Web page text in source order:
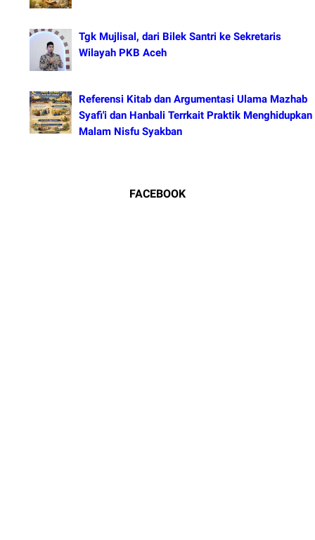
Tgk Mujlisal, dari Bilek Santri ke Sekretaris
Wilayah PKB Aceh
Referensi Kitab dan Argumentasi Ulama Mazhab
Syafi'i dan Hanbali Terrkait Praktik Menghidupkan
Malam Nisfu Syakban
FACEBOOK